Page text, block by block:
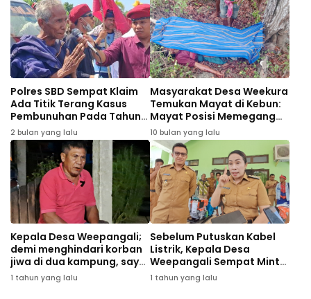
Meninggal Dunia
Polres SBD Sempat Klaim
Ada Titik Terang Kasus
Pembunuhan Pada Tahun
2024 di Desa Weepangali:
Tahun 2026 Belum Ada
Realiasasi
2 bulan yang lalu
Masyarakat Desa Weekura
Temukan Mayat di Kebun:
Mayat Posisi Memegang
Senjata Tajam
10 bulan yang lalu
Kepala Desa Weepangali;
demi menghindari korban
jiwa di dua kampung, saya
minta maaf
1 tahun yang lalu
Sebelum Putuskan Kabel
Listrik, Kepala Desa
Weepangali Sempat Minta
Uang Rp400 Ribu, Bupati
dan Wabup SBD Turun
1 tahun yang lalu